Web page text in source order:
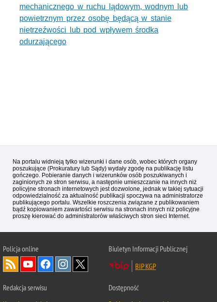
mechanicznego w ruchu lądowym, wodnym lub
powietrznym przez osobę będącą w stanie
nietrzeźwości lub pod wpływem środka
odurzającego
Na portalu widnieją tylko wizerunki i dane osób, wobec których organy
poszukujące (Prokuratury lub Sądy) wydały zgodę na publikację listu
gończego. Pobieranie danych i wizerunków osób poszukiwanych i
zaginionych ze stron serwisu, a następnie umieszczanie na innych niż
policyjne stronach internetowych jest dozwolone, jednak w takiej sytuacji
odpowiedzialność za aktualność publikacji spoczywa na administratorze
publikującego portalu. Wszelkie roszczenia związane z publikowaniem
bądź kopiowaniem zawartości serwisu na stronach innych niż policyjne
proszę kierować do administratorów właściwych stron sieci Internet.
Policjaonline
Biuletyn Informacji Publicznej
BIP KGP
Redakcja serwisu
Dostępność